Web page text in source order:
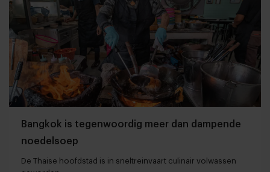
Bangkok is tegenwoordig meer dan dampende
noedelsoep
De Thaise hoofdstad is in sneltreinvaart culinair volwassen